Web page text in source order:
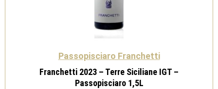
Passopisciaro Franchetti
Franchetti 2023 – Terre Siciliane IGT –
Passopisciaro 1,5L